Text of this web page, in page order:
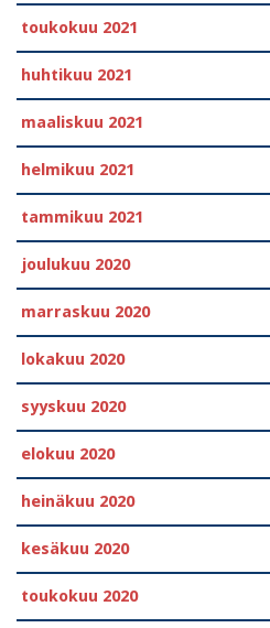
toukokuu 2021
huhtikuu 2021
maaliskuu 2021
helmikuu 2021
tammikuu 2021
joulukuu 2020
marraskuu 2020
lokakuu 2020
syyskuu 2020
elokuu 2020
heinäkuu 2020
kesäkuu 2020
toukokuu 2020